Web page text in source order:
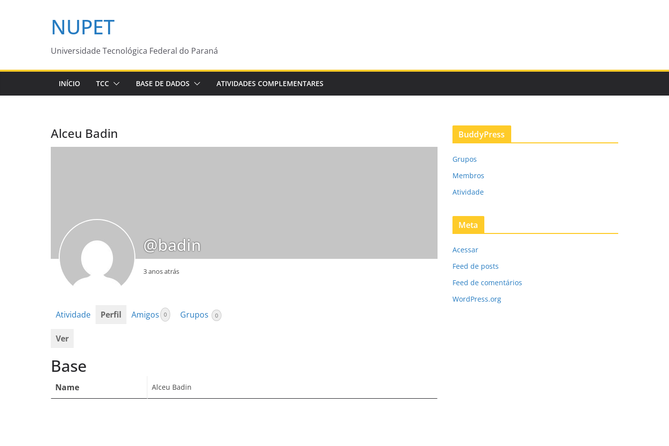
NUPET
Universidade Tecnológica Federal do Paraná
INÍCIO TCC BASE DE DADOS ATIVIDADES COMPLEMENTARES
Alceu Badin
@badin
3 anos atrás
Atividade Perfil Amigos 0 Grupos 0
Ver
Base
Name Alceu Badin
BuddyPress
Grupos
Membros
Atividade
Meta
Acessar
Feed de posts
Feed de comentários
WordPress.org